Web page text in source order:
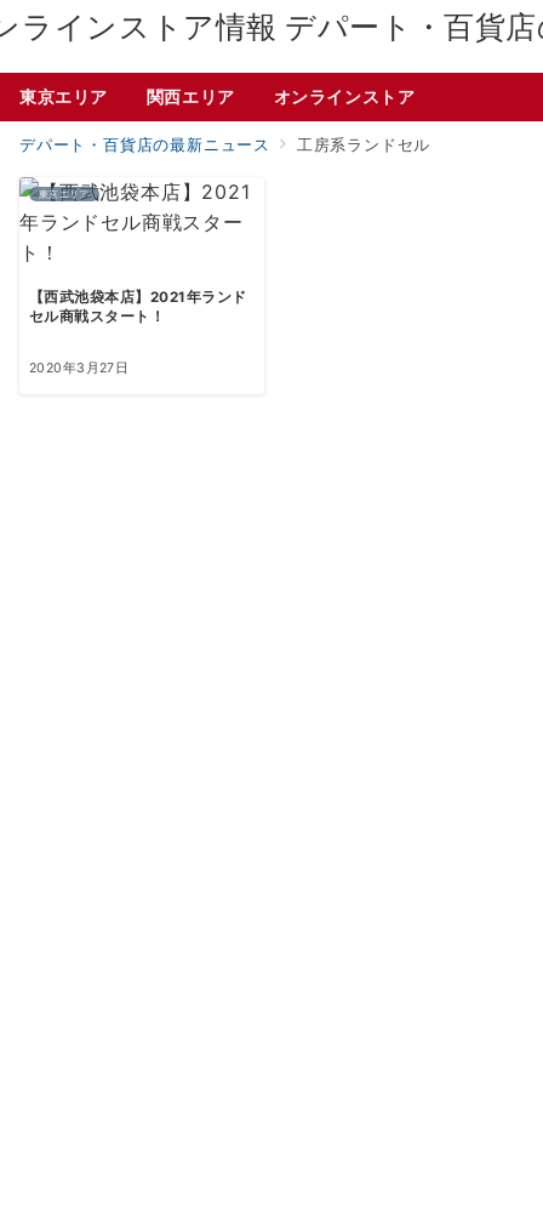
デパート・百貨
東京エリア 関西エリア オンラインストア
デパート・百貨店の最新ニュース 工房系ランドセル
東京エリア
【西武池袋本店】2021年ランド
セル商戦スタート！
2020年3月27日